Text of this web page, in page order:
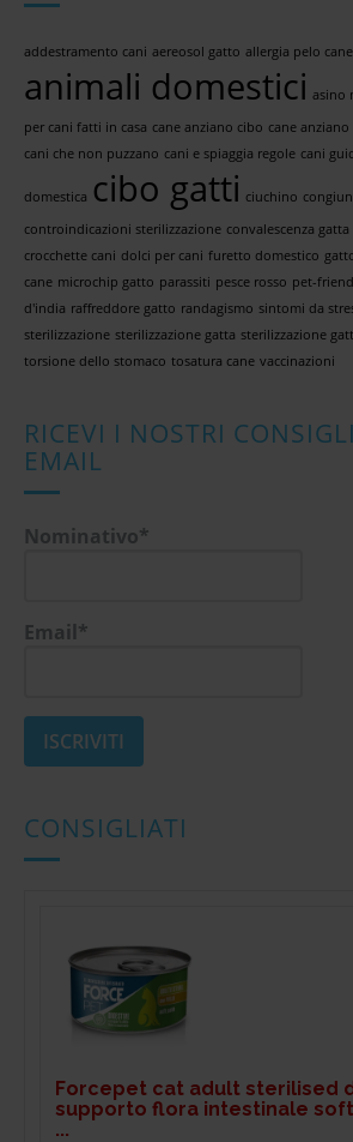
addestramento cani aereosol gatto allergia pelo cane
animali domestici asino
per cani fatti in casa cane anziano cibo cane
cani che non puzzano cani e spiaggia regole cani
domestica cibo gatti ciuchino
controindicazioni sterilizzazione convalescenza gatta
crocchette cani dolci per cani furetto domestico
cane microchip gatto parassiti pesce rosso pet-
d'india raffreddore gatto randagismo sintomi da
sterilizzazione sterilizzazione gatta sterilizzazione
torsione dello stomaco tosatura cane vaccinazioni
RICEVI I NOSTRI
EMAIL
Nominativo*
Email*
CONSIGLIATI
Forcepet cat adult sterilised
supporto flora intestinale
...